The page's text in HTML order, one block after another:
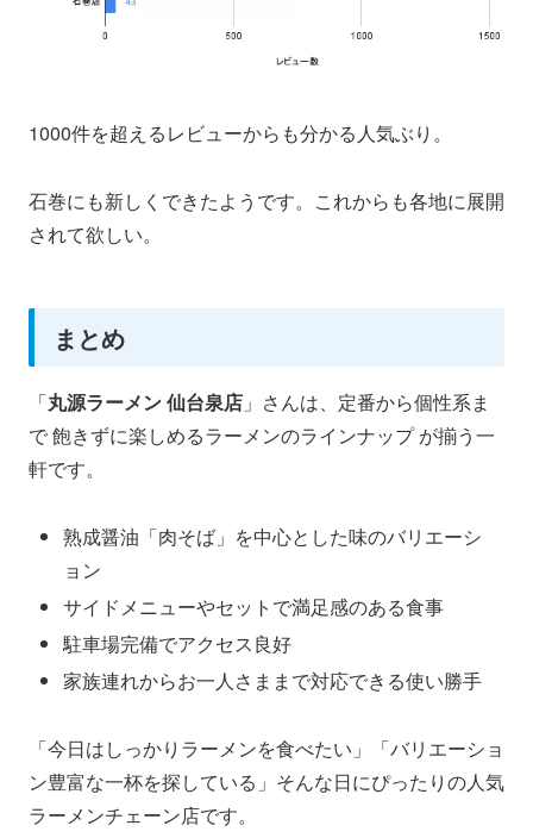
1000件を超えるレビューからも分かる人気ぶり。
石巻にも新しくできたようです。これからも各地に展開
されて欲しい。
まとめ
「丸源ラーメン 仙台泉店 」さんは、定番から個性系ま
で 飽きずに楽しめるラーメンのラインナップ が揃う一
軒です。
熟成醤油「肉そば」を中心とした味のバリエーシ
ョン
サイドメニューやセットで満足感のある食事
駐車場完備でアクセス良好
家族連れからお一人さままで対応できる使い勝手
「今日はしっかりラーメンを食べたい」「バリエーショ
ン豊富な一杯を探している」そんな日にぴったりの人気
ラーメンチェーン店です。